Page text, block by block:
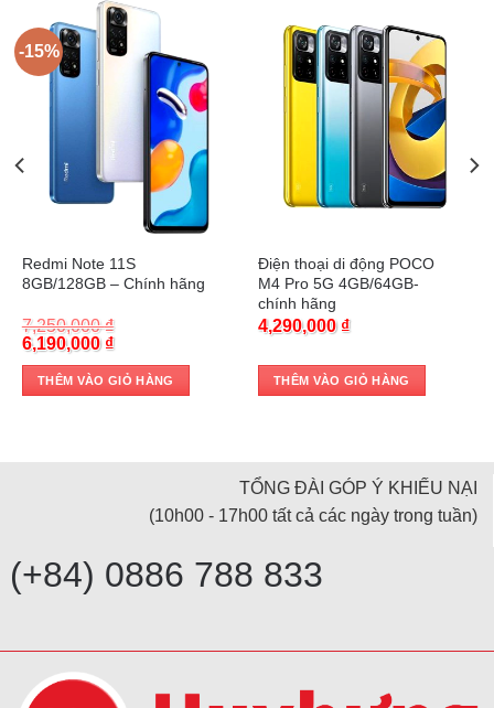
-15%
Redmi Note 11S
8GB/128GB – Chính hãng
7,250,000₫
Original
price
was:
7,250,000 ₫.
6,190,000 ₫Current
is:
6,190,000 ₫.
THÊM VÀO GIỎ HÀNG
Điện thoại di động POCO
M4 Pro 5G 4GB/64GB-
chính hãng
4,290,000 ₫
THÊM VÀO GIỎ HÀNG
TỔNG ĐÀI GÓP Ý KHIẾU NẠI
(10h00 - 17h00 tất cả các ngày trong tuần)
(+84) 0886 788 833